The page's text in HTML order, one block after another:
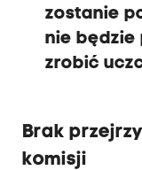
zostanie
nie będzie
zrobić
Brak
komisji